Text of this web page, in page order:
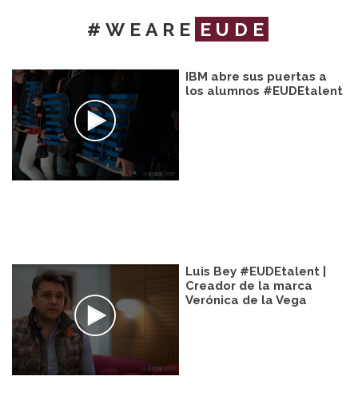
#WEARE EUDE
IBM abre sus puertas a
los alumnos #EUDEtalent
Luis Bey #EUDEtalent |
Creador de la marca
Verónica de la Vega